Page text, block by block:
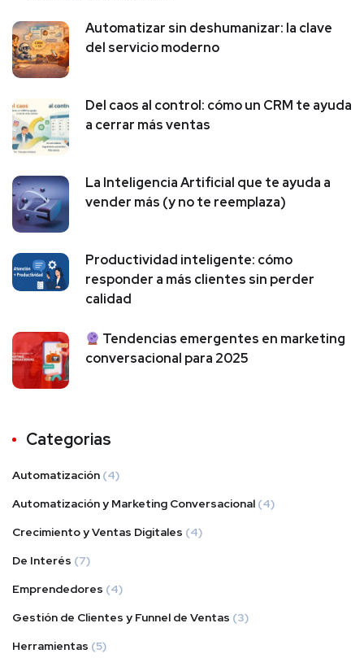
Automatizar sin deshumanizar: la clave
del servicio moderno
Del caos al control: cómo un CRM te ayuda
a cerrar más ventas
La Inteligencia Artificial que te ayuda a
vender más (y no te reemplaza)
Productividad inteligente: cómo
responder a más clientes sin perder
calidad
Tendencias emergentes en marketing
conversacional para 2025
Categorias
Automatización (4)
Automatización y Marketing Conversacional (4)
Crecimiento y Ventas Digitales (4)
De Interés (7)
Emprendedores (4)
Gestión de Clientes y Funnel de Ventas (3)
Herramientas (5)